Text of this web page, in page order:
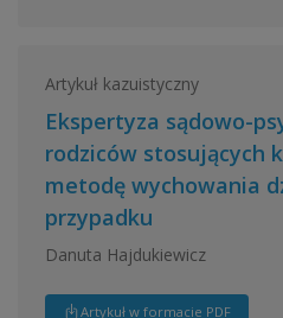
Artykuł kazuistyczny
Ekspertyza sądowo-
rodziców stosujących
metodę wychowania
przypadku
Danuta Hajdukiewicz
Artykuł w formacie PDF